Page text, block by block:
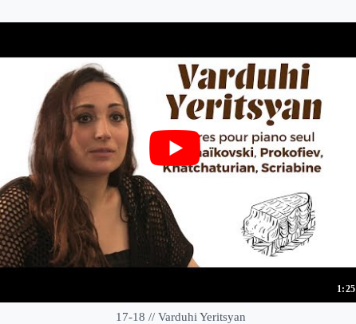
1:25
17-18 // Varduhi Yeritsyan